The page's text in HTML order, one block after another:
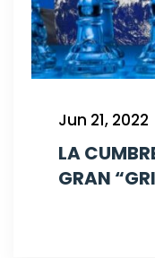
Jun 21, 2022
LA
GRAN